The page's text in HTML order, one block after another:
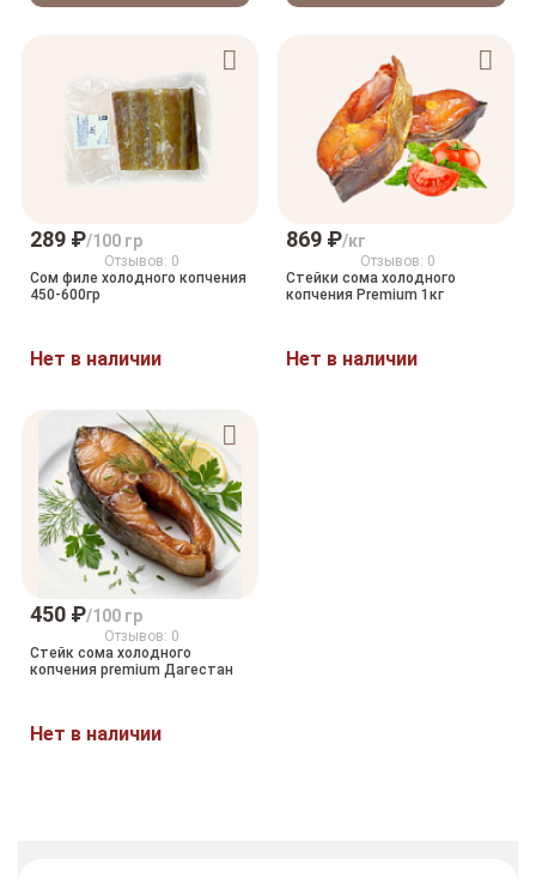
289 ₽/100 гр
Отзывов: 0
Сом филе холодного копчения
450-600гр
Нет в наличии
869 ₽/кг
Отзывов: 0
Стейки сома холодного
копчения Premium 1кг
Нет в наличии
450 ₽/100 гр
Отзывов: 0
Стейк сома холодного
копчения premium Дагестан
Нет в наличии